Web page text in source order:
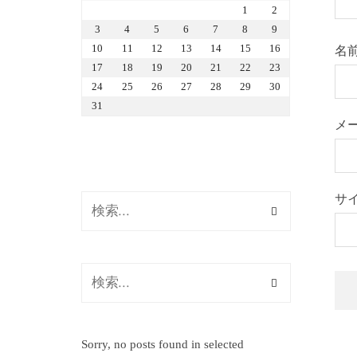
名
メ
サ
1
2
3
4 5 6 7 8
9
10
11 12 13 14 15
16
17
18 19 20 21 22
23
24
25 26 27 28 29
30
31
Sorry, no posts found in selected